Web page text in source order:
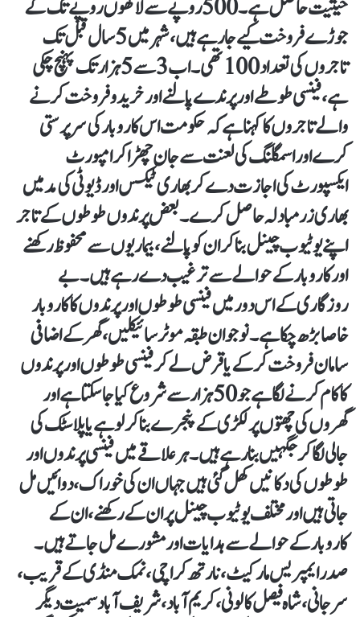
حیثیت حاصل ہے۔ 500 روپے سے لاکھوں روپے تک کے
جوڑے فروخت کیے جا رہے ہیں، شہر میں 5 سال قبل تک
تاجروں کی تعداد 100 تھی۔ اب 3 سے 5 ہزار تک پہنچ چکی
ہے، فینسی طوطے اور پرندے پالنے اور خریدو فروخت کرنے
والے تاجروں کا کہنا ہے کہ حکومت اس کاروبار کی سر پرستی
کرے اور اسمگلنگ کی لعنت سے جان چھڑا کر امپورٹ
ایکسپورٹ کی اجازت دے کر بھاری ٹیکس اور ڈیوٹی کی مد میں
بھاری زرمبادلہ حاصل کرے۔بعض پرندوں طوطوں کے تاجر
اپنے یوٹیوب چینل بنا کر ان کو پالنے، بیماریوں سے محفوظ رکھنے
اور کاروبار کے حوالے سے ترغیب دے رہے ہیں۔ بے
روزگاری کے اس دور میں فینسی طوطوں اور پرندوں کا کاروبار
خاصا بڑھ چکا ہے۔ نوجوان طبقہ موٹر سائیکلیں، گھر کے اضافی
سامان فروخت کر کے یا قرض لے کر فینسی طوطوں اور پرندوں
کا کام کرنے لگا ہے جو 50 ہزار سے شروع کیا جا سکتا ہے اور
گھروں کی چھتوں پر لکڑی کے پنجرے بنا کر لو ہے یا پلاسٹک کی
جالی لگا کر جگہیں بنا رہے ہیں۔ ہر علاقے میں فینسی پرندوں اور
طوطوں کی دکانیں کھل گئی ہیں جہاں ان کی خوراک ، دوائیں مل
جاتی ہیں اور مختلف یوٹیوب چینل پر ان کے رکھنے، ان کے
کاروبار کے حوالے سے ہدایات اور مشورے مل جاتے ہیں۔
صدر ایمپریس مارکیٹ، نارتھ کراچی ،نمک منڈی کے قریب،
سرجانی، شاہ فیصل کالونی، کریم آباد، شریف آباد سمیت دیگر